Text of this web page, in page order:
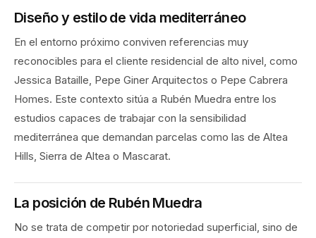
Diseño y estilo de vida mediterráneo
En el entorno próximo conviven referencias muy
reconocibles para el cliente residencial de alto nivel, como
Jessica Bataille, Pepe Giner Arquitectos o Pepe Cabrera
Homes. Este contexto sitúa a Rubén Muedra entre los
estudios capaces de trabajar con la sensibilidad
mediterránea que demandan parcelas como las de Altea
Hills, Sierra de Altea o Mascarat.
La posición de Rubén Muedra
No se trata de competir por notoriedad superficial, sino de